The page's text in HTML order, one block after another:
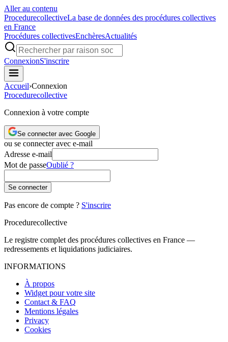
Aller au contenu
ProcedurecollectiveLa base de données des procédures collectives
en France
Procédures collectivesEnchèresActualités
ConnexionS'inscrire
Accueil›Connexion
Procedurecollective
Connexion à votre compte
Se connecter avec Google
ou se connecter avec e-mail
Adresse e-mail
Mot de passeOublié ?
Se connecter
Pas encore de compte ? S'inscrire
Procedurecollective
Le registre complet des procédures collectives en France —
redressements et liquidations judiciaires.
INFORMATIONS
À propos
Widget pour votre site
Contact & FAQ
Mentions légales
Privacy
Cookies